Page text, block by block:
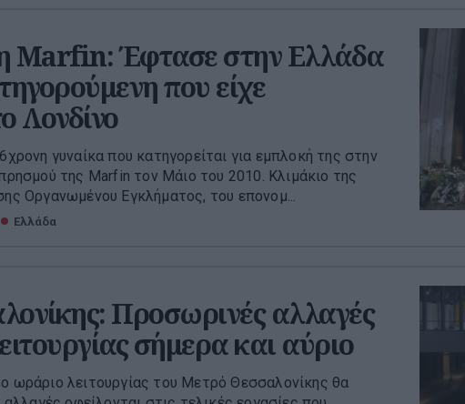
Marfin: Έφτασε στην Ελλάδα
που είχε
Λονδίνο
γυναίκα που κατηγορείται για εμπλοκή της στην
της Marfin τον Μάιο του 2010. Κλιμάκιο της
Οργανωμένου Εγκλήματος, του επονομ...
Ελλάδα
Προσωρινές αλλαγές
σήμερα και αύριο
ωράριο λειτουργίας του Μετρό Θεσσαλονίκης θα